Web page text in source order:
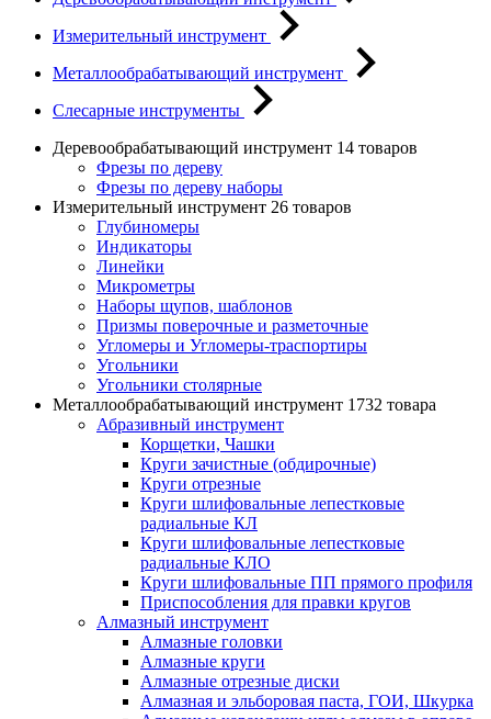
Измерительный инструмент
Металлообрабатывающий инструмент
Слесарные инструменты
Деревообрабатывающий инструмент 14 товаров
Фрезы по дереву
Фрезы по дереву наборы
Измерительный инструмент 26 товаров
Глубиномеры
Индикаторы
Линейки
Микрометры
Наборы щупов, шаблонов
Призмы поверочные и разметочные
Угломеры и Угломеры-траспортиры
Угольники
Угольники столярные
Металлообрабатывающий инструмент 1732 товара
Абразивный инструмент
Корщетки, Чашки
Круги зачистные (обдирочные)
Круги отрезные
Круги шлифовальные лепестковые
радиальные КЛ
Круги шлифовальные лепестковые
радиальные КЛО
Круги шлифовальные ПП прямого профиля
Приспособления для правки кругов
Алмазный инструмент
Алмазные головки
Алмазные круги
Алмазные отрезные диски
Алмазная и эльборовая паста, ГОИ, Шкурка